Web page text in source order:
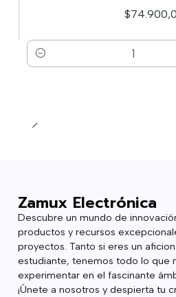
Cantidad
Zamux Electrónica
Descubre un mundo de
productos y recursos
proyectos. Tanto si eres un
estudiante, tenemos todo lo que
experimentar en el fascinante
¡Únete a nosotros y despierta tu